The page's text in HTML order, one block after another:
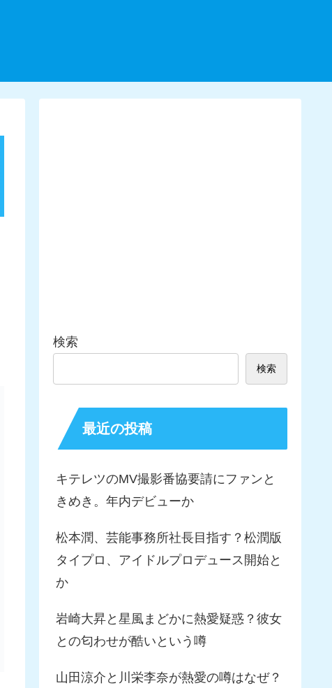
検索
検索
最近の投稿
キテレツのMV撮影番協要請にファンと
きめき。年内デビューか
松本潤、芸能事務所社長目指す？松潤版
タイプロ、アイドルプロデュース開始と
か
岩崎大昇と星風まどかに熱愛疑惑？彼女
との匂わせが酷いという噂
山田涼介と川栄李奈が熱愛の噂はなぜ？